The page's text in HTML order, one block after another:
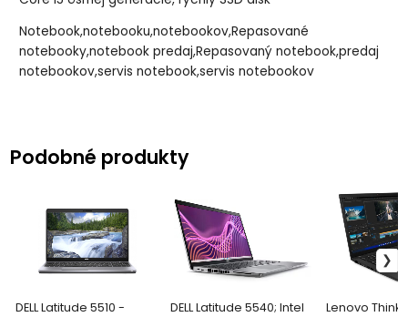
Notebook,notebooku,notebookov,Repasované
notebooky,notebook predaj,Repasovaný notebook,predaj
notebookov,servis notebook,servis notebookov
Podobné produkty
DELL Latitude 5510 -
DELL Latitude 5540; Intel
Lenovo